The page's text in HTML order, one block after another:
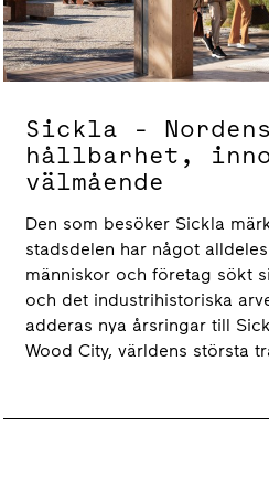
Sickla -
hållbarhet,
välmående
Den som besöker Sickla
stadsdelen har något
människor och företag sökt
och det industrihistoriska
adderas nya årsringar till
Wood City, världens största